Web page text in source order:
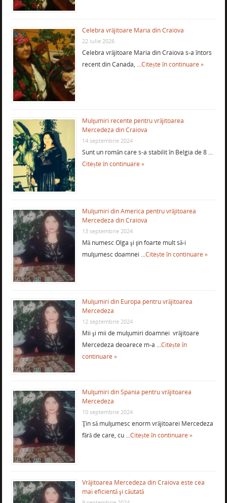
Celebra vrăjitoare Maria din Craiova
22 iulie 2026
Celebra vrăjitoare Maria din Craiova s-a întors
recent din Canada, …Citește în continuare »
Mulţumiri recente pentru vrăjitoarea
Mercedeza din Craiova
14 septembrie 2024
Sunt un român care s-a stabilit în Belgia de 8 …
Citește în continuare »
Mulţumiri din America pentru vrăjitoarea
Mercedeza din Craiova
13 septembrie 2024
Mă numesc Olga şi ţin foarte mult să-i
mulţumesc doamnei …Citește în continuare »
Mulţumiri din Europa pentru vrăjitoarea
Mercedeza
12 septembrie 2024
Mii şi mii de mulţumiri doamnei vrăjitoare
Mercedeza deoarece m-a …Citește în
continuare »
Mulţumiri din Spania pentru vrăjitoarea
Mercedeza
10 septembrie 2024
Ţin să mulţumesc enorm vrăjitoarei Mercedeza
fără de care, cu …Citește în continuare »
Vrăjitoarea Mercedeza din Craiova este cea
mai eficientă şi căutată